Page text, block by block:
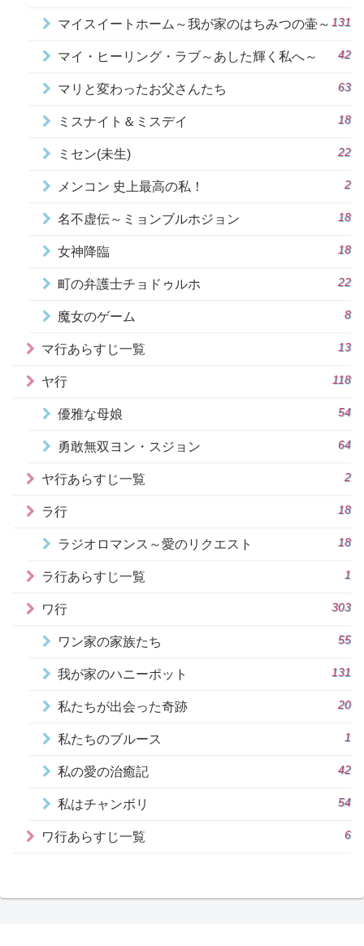
マイスイートホーム～我が家のはちみつの壷～ 131
マイ・ヒーリング・ラブ～あした輝く私へ～ 42
マリと変わったお父さんたち 63
ミスナイト＆ミスデイ 18
ミセン(未生) 22
メンコン 史上最高の私！ 2
名不虚伝～ミョンブルホジョン 18
女神降臨 18
町の弁護士チョドゥルホ 22
魔女のゲーム 8
マ行あらすじ一覧 13
ヤ行 118
優雅な母娘 54
勇敢無双ヨン・スジョン 64
ヤ行あらすじ一覧 2
ラ行 18
ラジオロマンス～愛のリクエスト 18
ラ行あらすじ一覧 1
ワ行 303
ワン家の家族たち 55
我が家のハニーポット 131
私たちが出会った奇跡 20
私たちのブルース 1
私の愛の治癒記 42
私はチャンボリ 54
ワ行あらすじ一覧 6